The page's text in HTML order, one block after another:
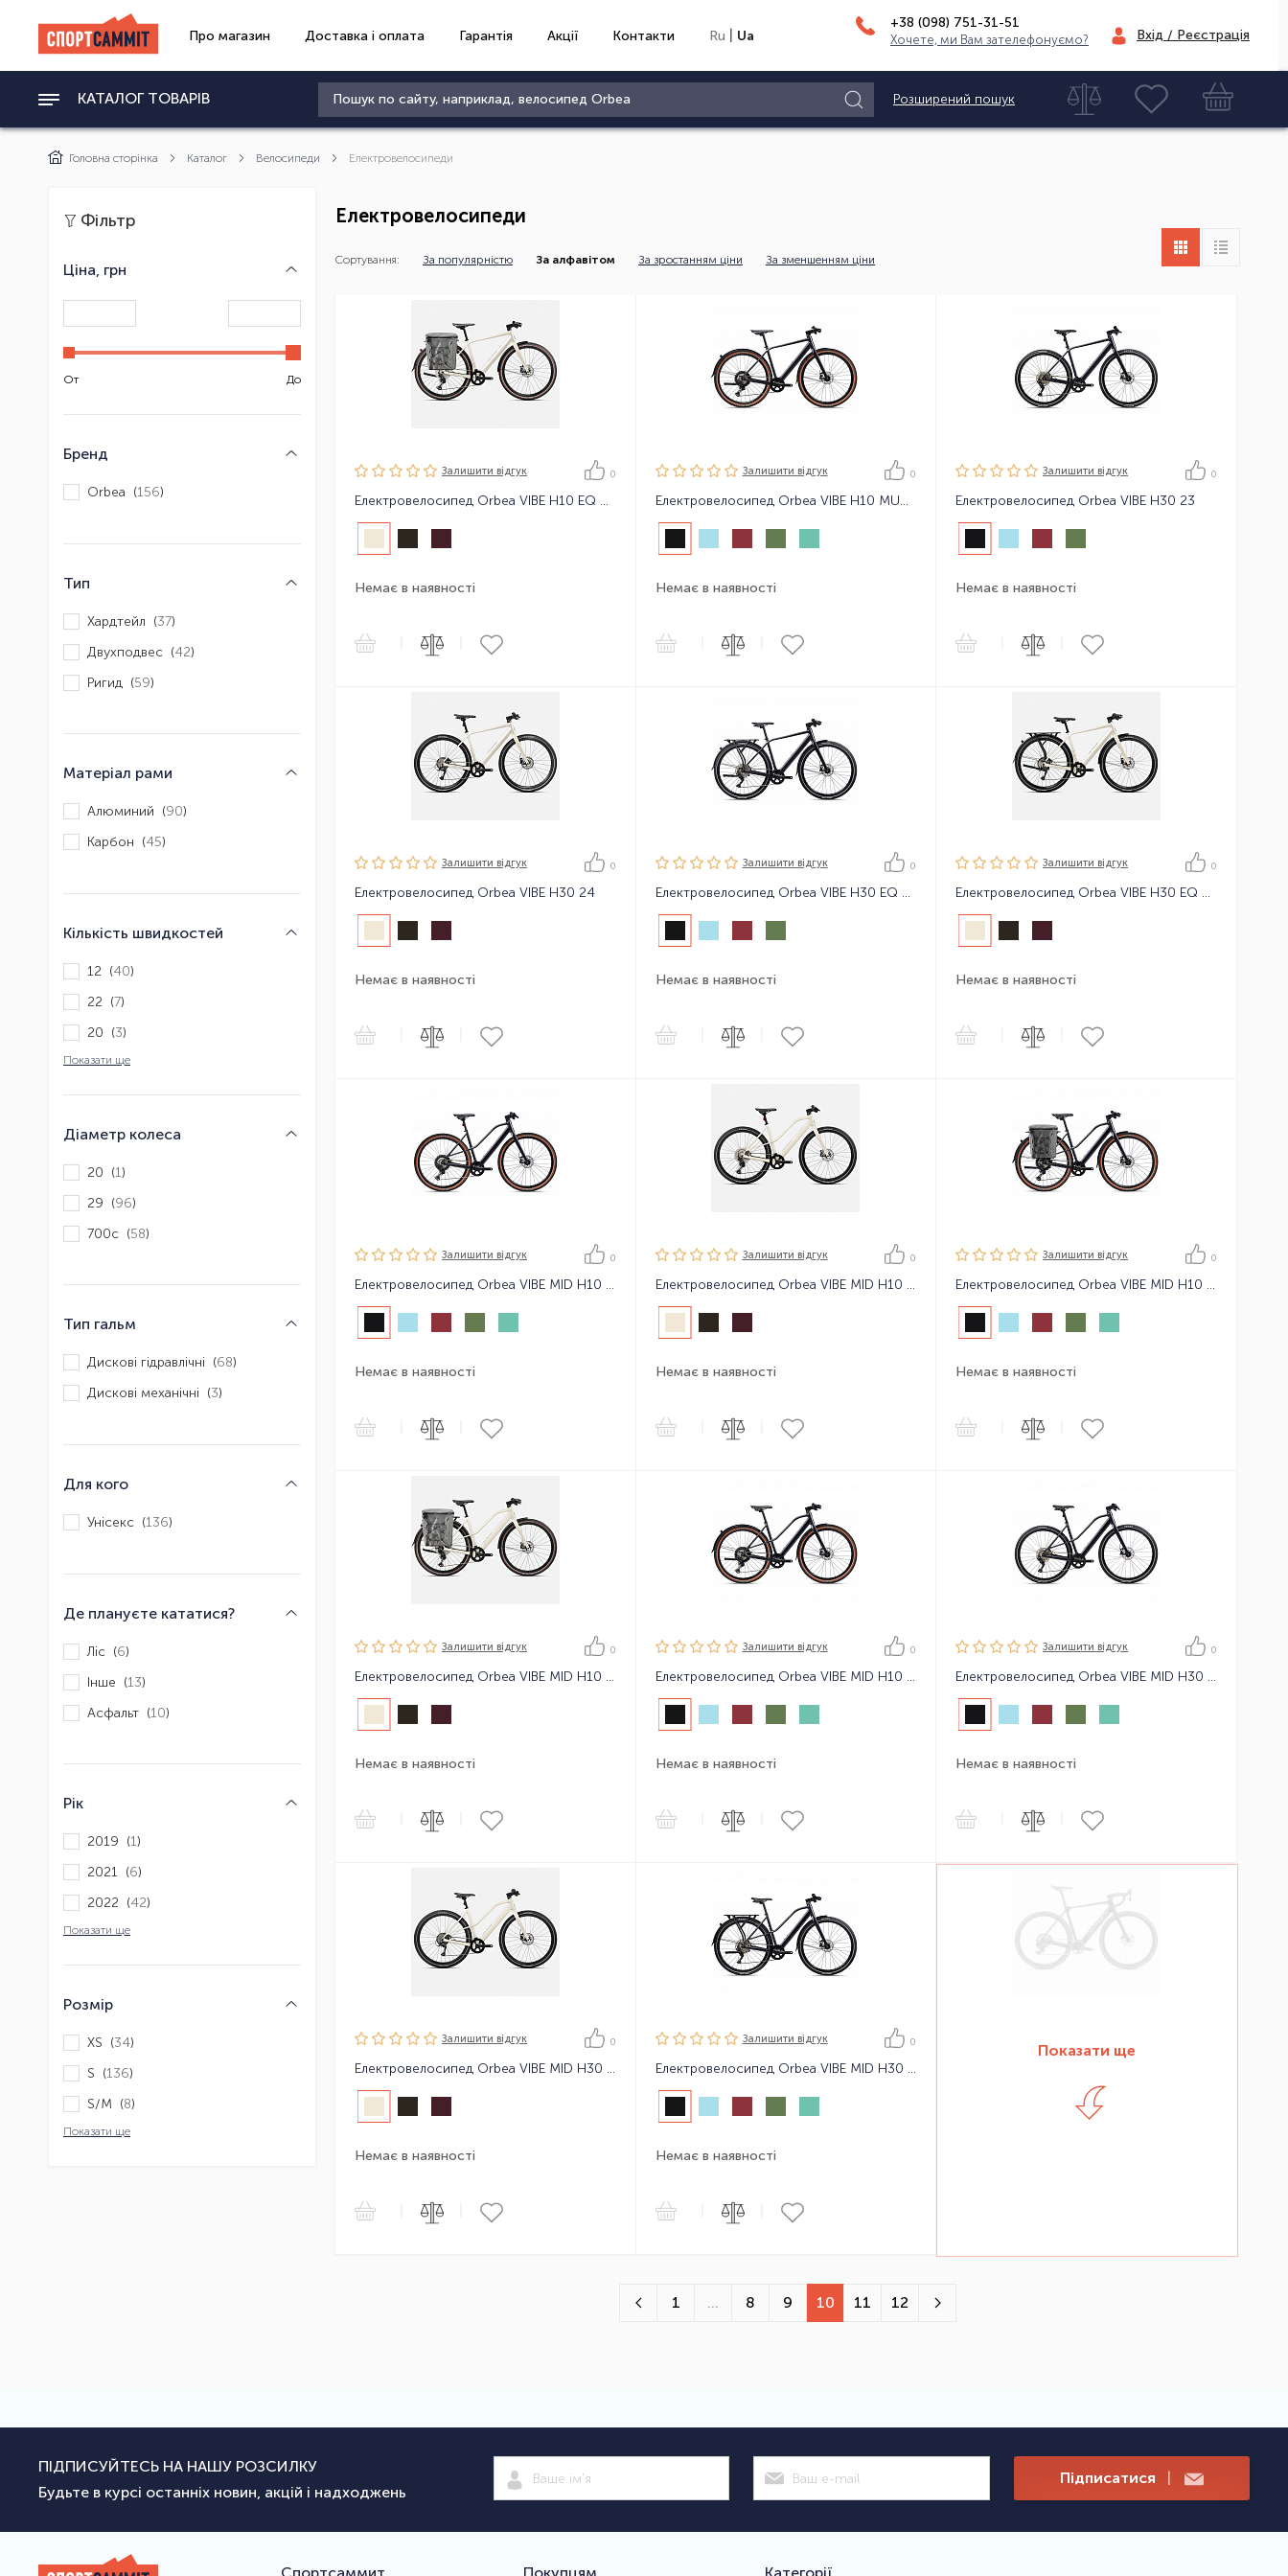
Про магазин Доставка і оплата Гарантія Акції Контакти Ru Ua
+38 (098) 751-31-51
Хочете, ми Вам зателефонуємо? Вхід / Реєстрація
КАТАЛОГ ТОВАРІВ Розширений пошук
Головна сторінка Каталог Велосипеди Електровелосипеди
Фільтр
Ціна, грн
От До
Бренд
Orbea (156)
Тип
Хардтейл (37)
Двухподвес (42)
Ригид (59)
Матеріал рами
Алюминий (90)
Карбон (45)
Кількість швидкостей
12 (40)
22 (7)
20 (3)
Показати ще
Діаметр колеса
20 (1)
29 (96)
700c (58)
Тип гальм
Дискові гідравлічні (68)
Дискові механічні (3)
Для кого
Унісекс (136)
Де плануєте кататися?
Ліс (6)
Інше (13)
Асфальт (10)
Рік
2019 (1)
2021 (6)
2022 (42)
Показати ще
Розмір
XS (34)
S (136)
S/M (8)
Показати ще
Електровелосипеди
Сортування: За популярністю За алфавітом За зростанням ціни За зменшенням ціни
Залишити вiдгук 0
Електровелосипед Orbea VIBE H10 EQ 24
Немає в наявності
Залишити вiдгук 0
Електровелосипед Orbea VIBE H10 MUD 23
Немає в наявності
Залишити вiдгук 0
Електровелосипед Orbea VIBE H30 23
Немає в наявності
Залишити вiдгук 0
Електровелосипед Orbea VIBE H30 24
Немає в наявності
Залишити вiдгук 0
Електровелосипед Orbea VIBE H30 EQ 23
Немає в наявності
Залишити вiдгук 0
Електровелосипед Orbea VIBE H30 EQ 24
Немає в наявності
Залишити вiдгук 0
Електровелосипед Orbea VIBE MID H10 23
Немає в наявності
Залишити вiдгук 0
Електровелосипед Orbea VIBE MID H10 24
Немає в наявності
Залишити вiдгук 0
Електровелосипед Orbea VIBE MID H10 EQ 23
Немає в наявності
Залишити вiдгук 0
Електровелосипед Orbea VIBE MID H10 EQ 24
Немає в наявності
Залишити вiдгук 0
Електровелосипед Orbea VIBE MID H10 MUD 23
Немає в наявності
Залишити вiдгук 0
Електровелосипед Orbea VIBE MID H30 23
Немає в наявності
Залишити вiдгук 0
Електровелосипед Orbea VIBE MID H30 24
Немає в наявності
Залишити вiдгук 0
Електровелосипед Orbea VIBE MID H30 EQ 23
Немає в наявності
Показати ще
1 ... 8 9 10 11 12
ПІДПИСУЙТЕСЬ НА НАШУ РОЗСИЛКУ
Будьте в курсі останніх новин, акцій і надходжень
Підписатися |